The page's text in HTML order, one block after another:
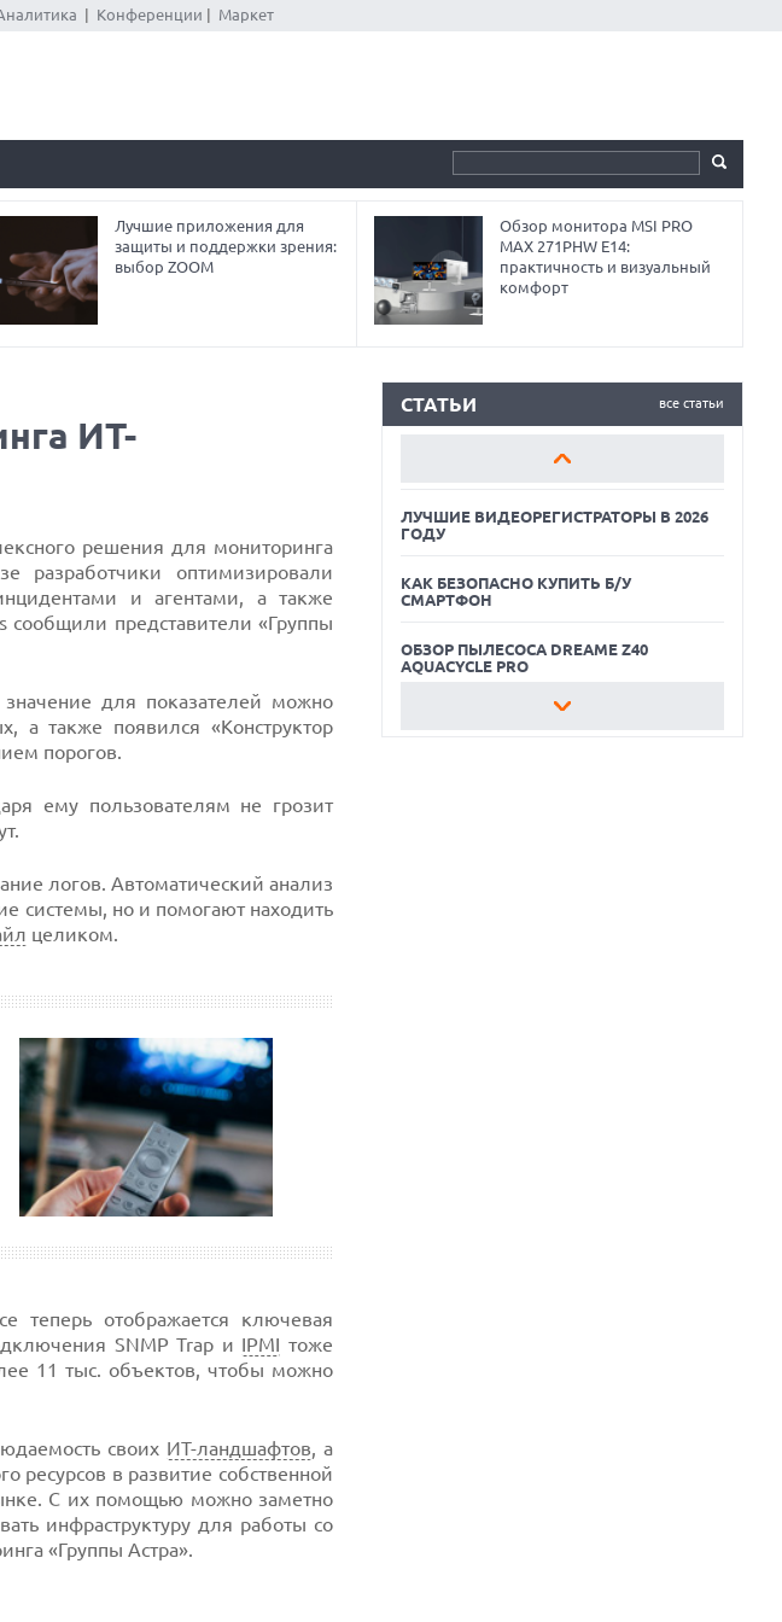
Конференции Маркет
Лучшие приложения для
защиты и поддержки зрения:
выбор ZOOM
Обзор монитора MSI PRO
MAX 271PHW E14:
практичность и визуальный
комфорт
ИТ-
решения для мониторинга
разработчики оптимизировали
и агентами, а также
сообщили представители «Группы
для показателей можно
а также появился «Конструктор
порогов.
ему пользователям не грозит
логов. Автоматический анализ
системы, но и помогают находить
целиком.
теперь отображается ключевая
SNMP Trap и IPMI тоже
11 тыс. объектов, чтобы можно
своих ИТ-ландшафтов, а
ресурсов в развитие собственной
С их помощью можно заметно
инфраструктуру для работы со
«Группы Астра».
все статьи
СТАТЬИ
ЛУЧШИЕ ВИДЕОРЕГИСТРАТОРЫ В 2026
КАК БЕЗОПАСНО КУПИТЬ Б/У
СМАРТФОН
ОБЗОР ПЫЛЕСОСА DREAME Z40
ЛУЧШИЕ ВИДЕОРЕГИСТРАТОРЫ В 2026
ГОДУ
КАК БЕЗОПАСНО КУПИТЬ Б/У
СМАРТФОН
ОБЗОР ПЫЛЕСОСА DREAME Z40
AQUACYCLE PRO
ЛУЧШИЕ ВИДЕОРЕГИСТРАТОРЫ В 2026